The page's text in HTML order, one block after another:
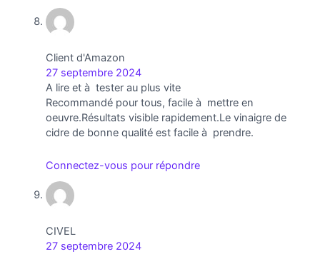
Client d'Amazon
27 septembre 2024
A lire et à tester au plus vite
Recommandé pour tous, facile à mettre en
oeuvre.Résultats visible rapidement.Le vinaigre de
cidre de bonne qualité est facile à prendre.
Connectez-vous pour répondre
CIVEL
27 septembre 2024